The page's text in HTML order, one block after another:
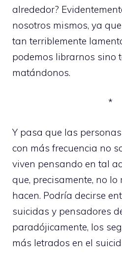
alrededor?
nosotros mismos, ya
tan terriblemente
podemos librarnos sino
matándonos.
*
Y pasa que las
con más frecuencia no
viven pensando en tal
que, precisamente, no
hacen. Podría decirse
suicidas y pensadores
paradójicamente, los
más letrados en el